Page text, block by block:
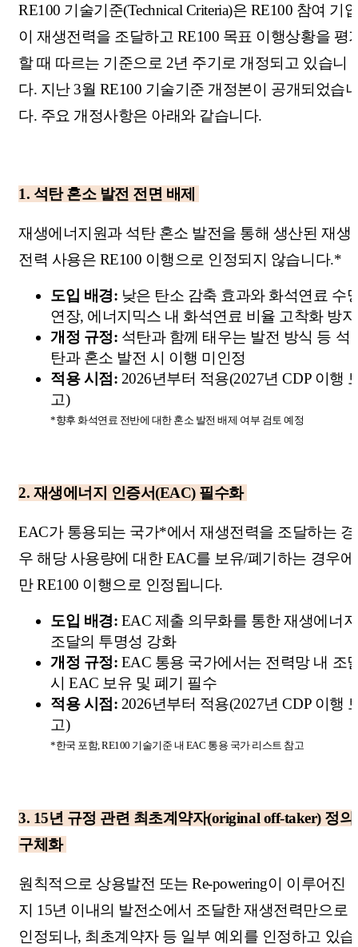
RE100 기술기준(Technical Criteria)은 RE100 참여 기
이 재생전력을 조달하고 RE100 목표 이행상황을 평
할 때 따르는 기준으로 2년 주기로 개정되고 있습니
다. 지난 3월 RE100 기술기준 개정본이 공개되었습
다. 주요 개정사항은 아래와 같습니다.
1. 석탄 혼소 발전 전면 배제
재생에너지원과 석탄 혼소 발전을 통해 생산된 재생
전력 사용은 RE100 이행으로 인정되지 않습니다.*
도입 배경: 낮은 탄소 감축 효과와 화석연료 수
연장, 에너지믹스 내 화석연료 비율 고착화 방지
개정 규정: 석탄과 함께 태우는 발전 방식 등 석
탄과 혼소 발전 시 이행 미인정
적용 시점: 2026년부터 적용(2027년 CDP 이행
고)
*향후 화석연료 전반에 대한 혼소 발전 배제 여부 검토 예정
2. 재생에너지 인증서(EAC) 필수화
EAC가 통용되는 국가*에서 재생전력을 조달하는 경
우 해당 사용량에 대한 EAC를 보유/폐기하는 경우에
만 RE100 이행으로 인정됩니다.
도입 배경: EAC 제출 의무화를 통한 재생에너지
조달의 투명성 강화
개정 규정: EAC 통용 국가에서는 전력망 내 조
시 EAC 보유 및 폐기 필수
적용 시점: 2026년부터 적용(2027년 CDP 이행
고)
*한국 포함, RE100 기술기준 내 EAC 통용 국가 리스트 참고
3. 15년 규정 관련 최초계약자(original off-taker) 정의
구체화
원칙적으로 상용발전 또는 Re-powering이 이루어진
지 15년 이내의 발전소에서 조달한 재생전력만으로
인정되나, 최초계약자 등 일부 예외를 인정하고 있습